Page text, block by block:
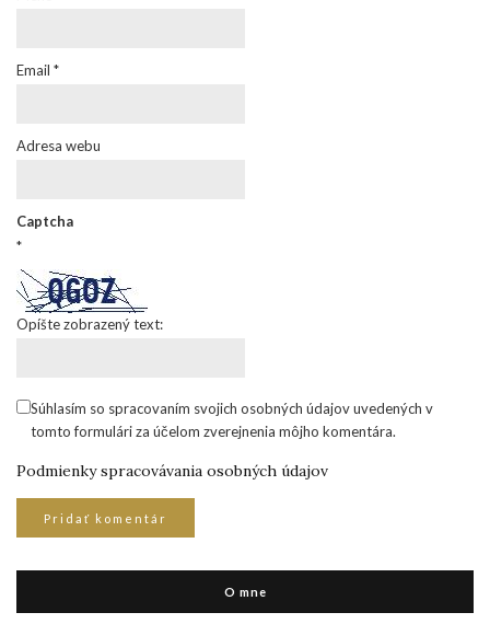
Email *
Adresa webu
Captcha
*
Opíšte zobrazený text:
Súhlasím so spracovaním svojich osobných údajov uvedených v
tomto formulári za účelom zverejnenia môjho komentára.
Podmienky spracovávania osobných údajov
O mne